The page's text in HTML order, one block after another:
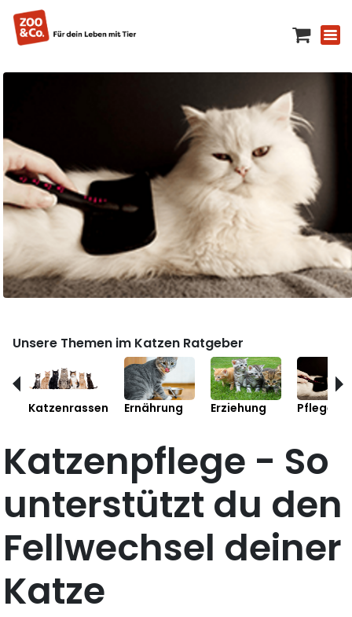
Unsere Themen im Katzen Ratgeber
Katzenrassen Ernährung Erziehung Pflege
Katzenpflege - So
unterstützt du den
Fellwechsel deiner
Katze